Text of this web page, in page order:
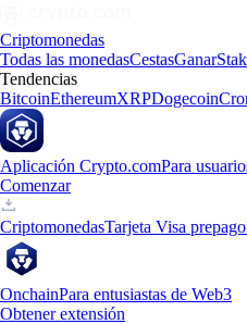
Criptomonedas
Todas las monedasCestasGanar
Tendencias
BitcoinEthereumXRPDogecoin
Aplicación Crypto.comPara
Comenzar
CriptomonedasTarjeta Visa prepago
OnchainPara entusiastas de Web3
Obtener extensión